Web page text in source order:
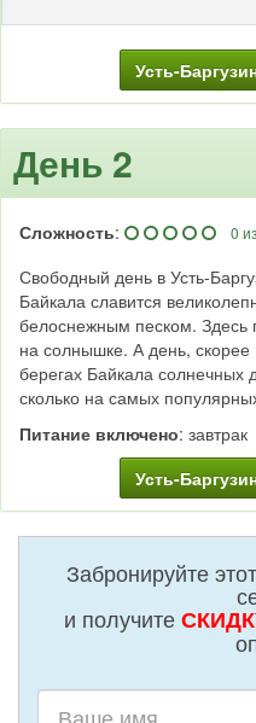
Усть-
День 2
Сложность: 0
Свободный день в Усть-
Байкала славится
белоснежным песком. Здесь
на солнышке. А день,
берегах Байкала солнечных
сколько на самых
Питание включено: завтрак
Усть-
Забронируйте
и получите